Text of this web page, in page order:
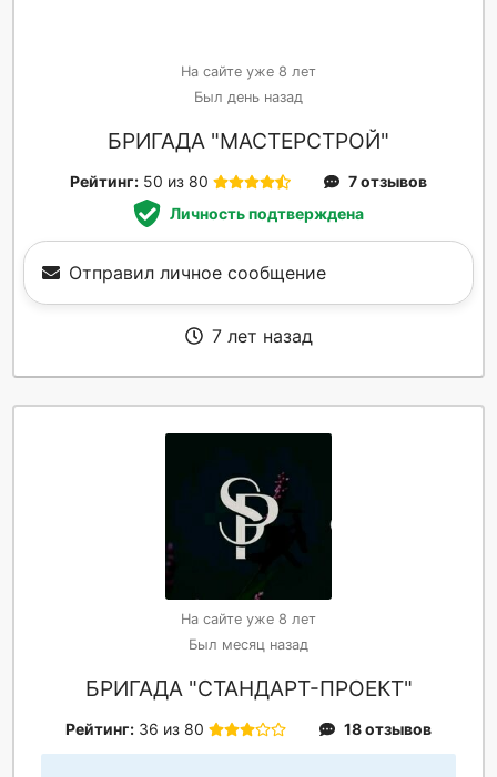
На сайте уже 8 лет
Был день назад
БРИГАДА "МАСТЕРСТРОЙ"
Рейтинг: 50 из 80
7 отзывов
Личность подтверждена
Отправил личное сообщение
7 лет назад
На сайте уже 8 лет
Был месяц назад
БРИГАДА "СТАНДАРТ-ПРОЕКТ"
Рейтинг: 36 из 80 18 отзывов